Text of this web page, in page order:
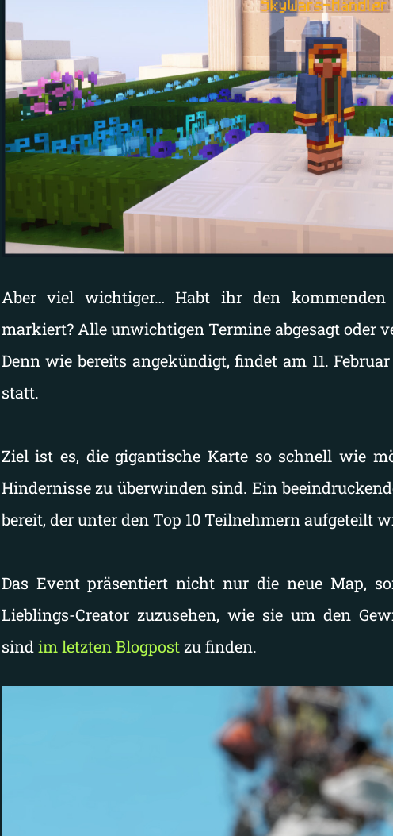
Aber viel wichtiger… Habt ihr den
markiert? Alle unwichtigen Termine abgesagt oder
Denn wie bereits angekündigt, findet am 11.
statt.
Ziel ist es, die gigantische Karte so schnell wie
Hindernisse zu überwinden sind. Ein
bereit, der unter den Top 10 Teilnehmern aufgeteilt
Das Event präsentiert nicht nur die neue Map,
Lieblings-Creator zuzusehen, wie sie um den
sind im letzten Blogpostzu finden.